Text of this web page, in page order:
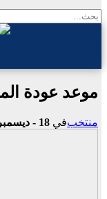
موعد عودة
منتخبفي 18 - ديسمبر - 2022 | 14:16 مساءً